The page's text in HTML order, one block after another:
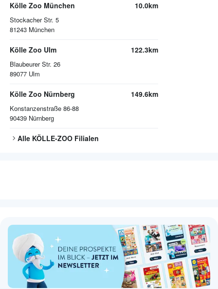
Kölle Zoo München
Stockacher Str. 5
81243 München
10.0km
Kölle Zoo Ulm
Blaubeurer Str. 26
89077 Ulm
122.3km
Kölle Zoo Nürnberg
Konstanzenstraße 86-88
90439 Nürnberg
149.6km
Alle KÖLLE-ZOO Filialen